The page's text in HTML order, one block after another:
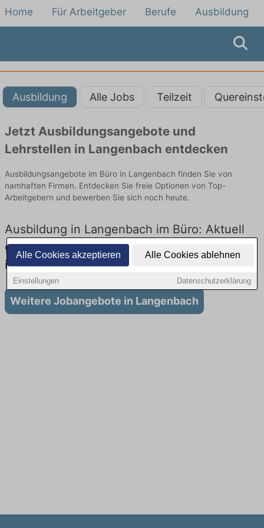
Alle Cookies akzeptieren Alle Cookies ablehnen
Einstellungen Datenschutzerklärung
Home Für Arbeitgeber Berufe Ausbildung
Ausbildung Alle Jobs Teilzeit
Jetzt Ausbildungsangebote und
Lehrstellen in Langenbach entdecken
Ausbildungsangebote im Büro in Langenbach finden Sie von
namhaften Firmen. Entdecken Sie freie Optionen von Top-
Arbeitgebern und bewerben Sie sich noch heute.
Ausbildung in Langenbach im Büro: Aktuell
gibt es keine Stellenangebote für Ausbildung
in Langenbach
Weitere Jobangebote in Langenbach